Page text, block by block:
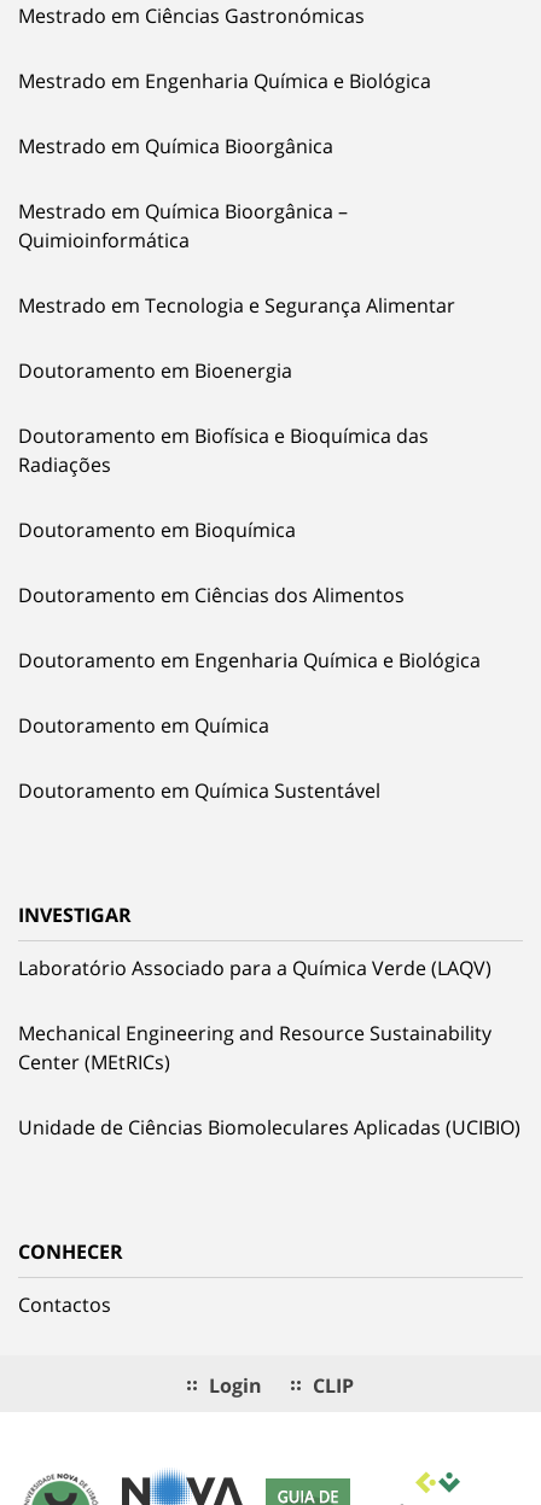
Mestrado em Ciências Gastronómicas
Mestrado em Engenharia Química e Biológica
Mestrado em Química Bioorgânica
Mestrado em Química Bioorgânica –
Quimioinformática
Mestrado em Tecnologia e Segurança Alimentar
Doutoramento em Bioenergia
Doutoramento em Biofísica e Bioquímica das
Radiações
Doutoramento em Bioquímica
Doutoramento em Ciências dos Alimentos
Doutoramento em Engenharia Química e Biológica
Doutoramento em Química
Doutoramento em Química Sustentável
INVESTIGAR
Laboratório Associado para a Química Verde (LAQV)
Mechanical Engineering and Resource Sustainability
Center (MEtRICs)
Unidade de Ciências Biomoleculares Aplicadas (UCIBIO)
CONHECER
Contactos
Login CLIP